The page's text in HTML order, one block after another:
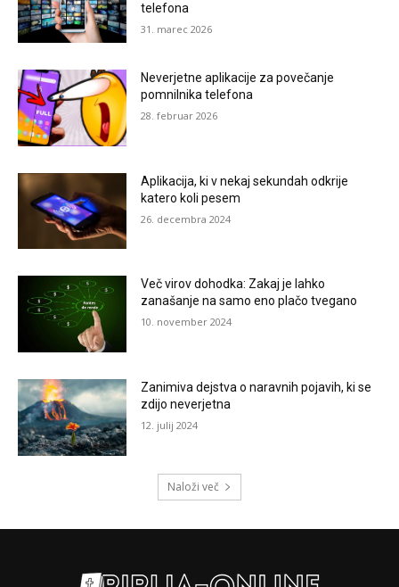
telefona
31. marec 2026
Neverjetne aplikacije za povečanje
pomnilnika telefona
28. februar 2026
Aplikacija, ki v nekaj sekundah odkrije
katero koli pesem
26. decembra 2024
Več virov dohodka: Zakaj je lahko
zanašanje na samo eno plačo tvegano
10. november 2024
Zanimiva dejstva o naravnih pojavih, ki se
zdijo neverjetna
12. julij 2024
Naloži več